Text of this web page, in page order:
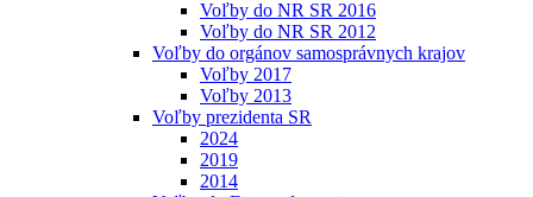
Voľby do NR SR 2016
Voľby do NR SR 2012
Voľby do orgánov samosprávnych krajov
Voľby 2017
Voľby 2013
Voľby prezidenta SR
2024
2019
2014